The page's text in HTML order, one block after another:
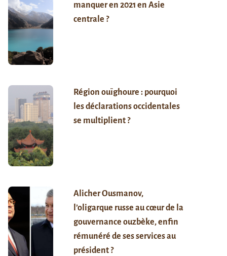
manquer en 2021 en Asie
centrale ?
Région ouïghoure : pourquoi
les déclarations occidentales
se multiplient ?
Alicher Ousmanov,
l’oligarque russe au cœur de la
gouvernance ouzbèke, enfin
rémunéré de ses services au
président ?